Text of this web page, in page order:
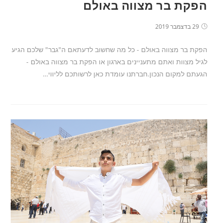
הפקת בר מצווה באולם
29 בדצמבר 2019
הפקת בר מצווה באולם - כל מה שחשוב לדעתאם ה"גבר" שלכם הגיע
לגיל מצוות ואתם מתעניינים בארגון או הפקת בר מצווה באולם -
הגעתם למקום הנכון.חברתנו עומדת כאן לרשותכם לליווי…